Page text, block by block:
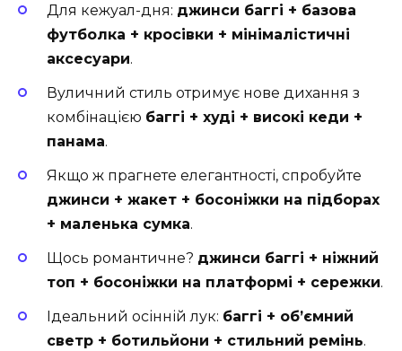
Для кежуал-дня: джинси баггі + базова
футболка + кросівки + мінімалістичні
аксесуари.
Вуличний стиль отримує нове дихання з
комбінацією баггі + худі + високі кеди +
панама.
Якщо ж прагнете елегантності, спробуйте
джинси + жакет + босоніжки на підборах
+ маленька сумка.
Щось романтичне? джинси баггі + ніжний
топ + босоніжки на платформі + сережки.
Ідеальний осінній лук: баггі + об’ємний
светр + ботильйони + стильний ремінь.